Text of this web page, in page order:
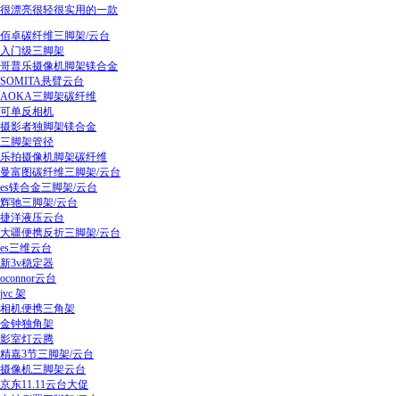
很漂亮很轻很实用的一款
佰卓碳纤维三脚架/云台
入门级三脚架
哥普乐摄像机脚架镁合金
SOMITA悬臂云台
AOKA三脚架碳纤维
可单反相机
摄影者独脚架镁合金
三脚架管径
乐拍摄像机脚架碳纤维
曼富图碳纤维三脚架/云台
es镁合金三脚架/云台
辉驰三脚架/云台
捷洋液压云台
大疆便携反折三脚架/云台
es三维云台
新3v稳定器
oconnor云台
jvc 架
相机便携三角架
金钟独角架
影室灯云腾
精嘉3节三脚架/云台
摄像机三脚架云台
京东11.11云台大促